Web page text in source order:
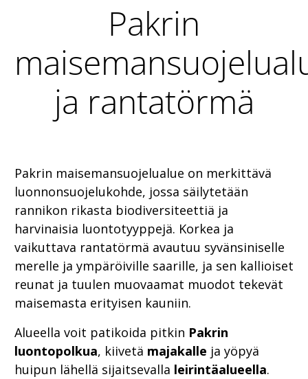
Pakrin
ja rantatörmä
Pakrin maisemansuojelualue on merkittävä
luonnonsuojelukohde, jossa säilytetään
rannikon rikasta biodiversiteettiä ja
harvinaisia luontotyyppejä. Korkea ja
vaikuttava rantatörmä avautuu syvänsiniselle
merelle ja ympäröiville saarille, ja sen kallioiset
reunat ja tuulen muovaamat muodot tekevät
maisemasta erityisen kauniin.
Alueella voit patikoida pitkin Pakrin
luontopolkua, kiivetä majakalle ja yöpyä
huipun lähellä sijaitsevalla leirintäalueella.